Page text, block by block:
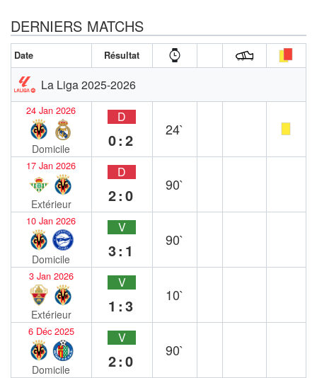
DERNIERS MATCHS
Date Résultat
La Liga 2025-2026
24 Jan 2026
Domicile
D
0:2
24`
17 Jan 2026
Extérieur
D
2:0
90`
10 Jan 2026
Domicile
V
3:1
90`
3 Jan 2026
Extérieur
V
1:3
10`
6 Déc 2025
Domicile
V
2:0
90`